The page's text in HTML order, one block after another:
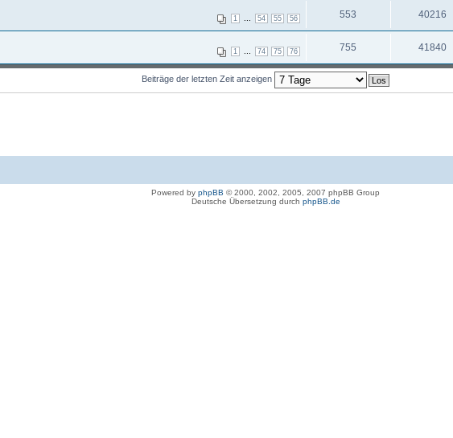
1 54 55 56 553 40216
1 74 75 76 755 41840
Beiträge der letzten Zeit anzeigen
Powered by phpBB © 2000, 2002, 2005, 2007 phpBB Group
Deutsche Übersetzung durch phpBB.de